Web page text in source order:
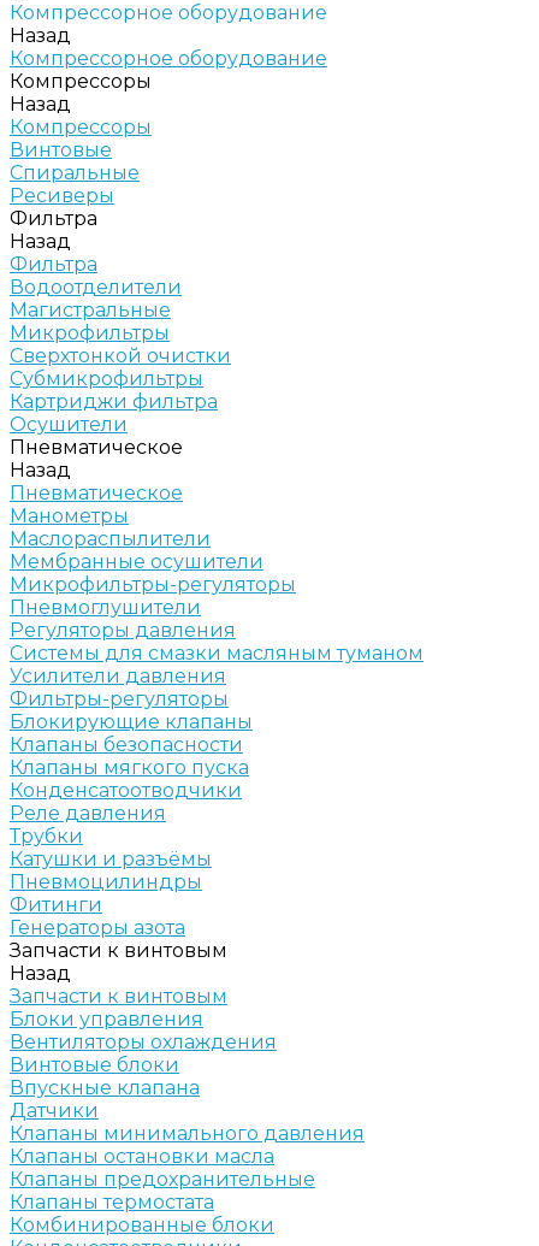
Компрессорное оборудование
Назад
Компрессорное оборудование
Компрессоры
Назад
Компрессоры
Винтовые
Спиральные
Ресиверы
Фильтра
Назад
Фильтра
Водоотделители
Магистральные
Микрофильтры
Сверхтонкой очистки
Субмикрофильтры
Картриджи фильтра
Осушители
Пневматическое
Назад
Пневматическое
Манометры
Маслораспылители
Мембранные осушители
Микрофильтры-регуляторы
Пневмоглушители
Регуляторы давления
Системы для смазки масляным туманом
Усилители давления
Фильтры-регуляторы
Блокирующие клапаны
Клапаны безопасности
Клапаны мягкого пуска
Конденсатоотводчики
Реле давления
Трубки
Катушки и разъёмы
Пневмоцилиндры
Фитинги
Генераторы азота
Запчасти к винтовым
Назад
Запчасти к винтовым
Блоки управления
Вентиляторы охлаждения
Винтовые блоки
Впускные клапана
Датчики
Клапаны минимального давления
Клапаны остановки масла
Клапаны предохранительные
Клапаны термостата
Комбинированные блоки